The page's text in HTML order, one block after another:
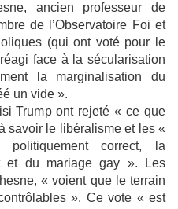
ancien professeur de
de l’Observatoire Foi et
(qui ont voté pour le
face à la sécularisation
la marginalisation du
un vide ».
Trump ont rejeté « ce que
savoir le libéralisme et les «
correct, la
et du mariage gay ». Les
« voient que le terrain
». Ce vote « est